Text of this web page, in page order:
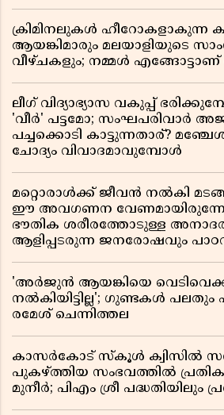
ക്രിമിനലുകൾ ഹീറോകളാകുന്ന
ആയങ്കിമാരും മലയാളിയുടെ
വീഴ്ചകളും; നമ്മൾ
ലീഗ് വിദ്യാഭ്യാസ വകുപ്പ്
'വീർ' പട്ടമോ; സംഘപരിവാർ
പച്ചക്കൊടി കാട്ടുന്നതാര്?
ചോദ്യം വിവാദമാവുമ്പോൾ
മറ്റൊരാൾക്ക് ജീവൻ നൽകി
ഈ അവഗണന വേണമായിരുന്നോ?
ഭൗതിക ശരീരത്തോടുള്ള
ആളിപ്പടരുന്ന ജനരോഷവും
'അർജുൻ ആയങ്കിയെ
നൽകിയിട്ടില്ല'; ഗുണ്ടകൾ പലതും
രമേശ് ചെന്നിത്തല
കാസർകോട് സ്കൂൾ ക്വിസിൽ
പുകഴ്ത്തിയ സംഭവത്തിൽ
മുനീർ; പിഎം ശ്രീ പദ്ധതിയിലും